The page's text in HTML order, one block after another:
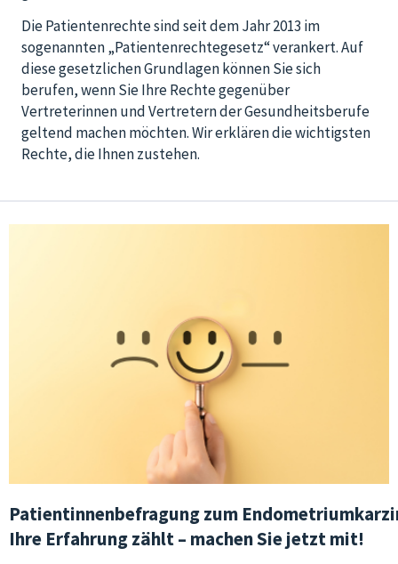
Die Patientenrechte sind seit dem Jahr 2013 im
sogenannten „Patientenrechtegesetz“ verankert. Auf
diese gesetzlichen Grundlagen können Sie sich
berufen, wenn Sie Ihre Rechte gegenüber
Vertreterinnen und Vertretern der Gesundheitsberufe
geltend machen möchten. Wir erklären die wichtigsten
Rechte, die Ihnen zustehen.
Patientinnenbefragung zum
Ihre Erfahrung zählt – machen Sie jetzt mit!